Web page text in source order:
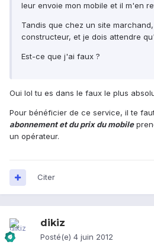
leur envoie mon mobile et il m'en
Tandis que chez un site
constructeur, et je dois attendre
Est-ce que j'ai faux ?
Oui lol tu es dans le faux le plus
Pour bénéficier de ce service, il te
abonnement et du prix du mobile
un opérateur.
Citer
dikiz
Posté(e) 4 juin 2012